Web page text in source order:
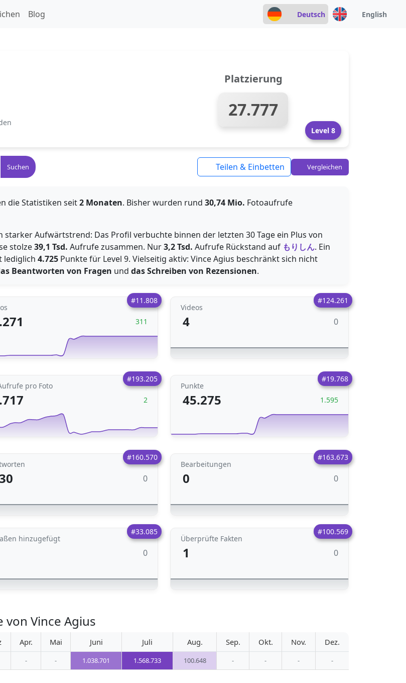
Blog Deutsch English
Platzierung
27.777
Level 8
Suchen Teilen & Einbetten Vergleichen
die Statistiken seit2 Monaten. Bisher wurden rund 30,74 Mio. Fotoaufrufe
starker Aufwärtstrend: Das Profil verbuchte binnen der letzten 30 Tage ein Plus von
stolze39,1 Tsd. Aufrufe zusammen. Nur3,2 Tsd. Aufrufe Rückstand auf もりしん. Ein
lediglich 4.725 Punkte für Level 9. Vielseitig aktiv: Vince Agius beschränkt sich nicht
Beantworten von Fragen und das Schreiben von Rezensionen.
#11.808
311
#124.261
Videos
4 0
#193.205
pro Foto
2
#19.768
Punkte
45.275 1.595
#160.570
0
#163.673
Bearbeitungen
0 0
#33.085
hinzugefügt
0
#100.569
Überprüfte Fakten
1 0
Vince Agius
Apr. Mai Juni Juli Aug. Sep. Okt. Nov. Dez.
- - 1.038.701 1.568.733 100.648 - - - -